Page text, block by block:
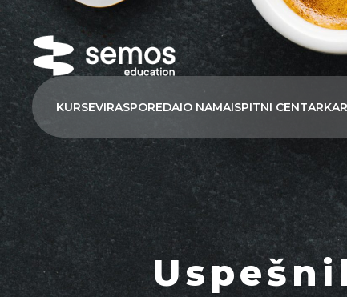
KURSEVIRASPOREDAIO NAMAISPITNI CENTAR